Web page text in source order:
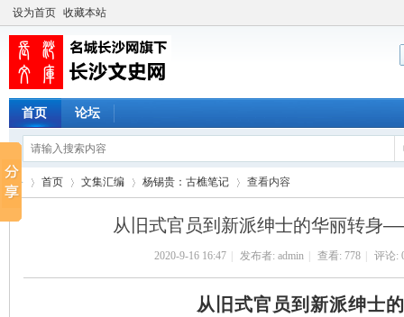
设为首页 收藏本站
首页 论坛
首页 文集汇编 杨锡贵：古樵笔记
›
查看内容
从旧式官员到新派绅士的华丽转身
2020-9-16 16:47 发布者: admin 查看: 778 评论:
从 旧式官 员到新派绅士